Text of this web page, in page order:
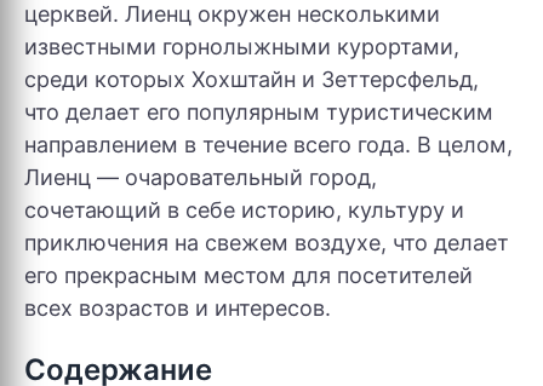
церквей. Лиенц окружен несколькими
известными горнолыжными курортами,
среди которых Хохштайн и Зеттерсфельд,
что делает его популярным туристическим
направлением в течение всего года. В целом,
Лиенц — очаровательный город,
сочетающий в себе историю, культуру и
приключения на свежем воздухе, что делает
его прекрасным местом для посетителей
всех возрастов и интересов.
Содержание